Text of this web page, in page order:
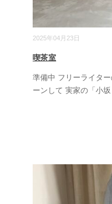
2025年04月23日
喫茶室
準備中 フリーライタ
ーンして 実家の「小坂